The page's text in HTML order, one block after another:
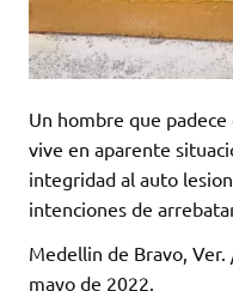
Un hombre que
vive en aparente
integridad al auto
intenciones de
Medellin de Bravo,
mayo de 2022.